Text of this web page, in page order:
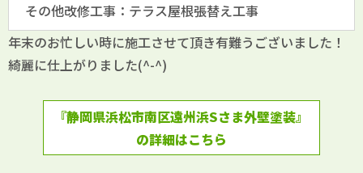
その他改修工事：テラス屋根張替え工事
年末のお忙しい時に施工させて頂き有難うございました！
綺麗に仕上がりました(^-^)
『静岡県浜松市南区遠州浜Sさま外壁塗装』
の詳細はこちら